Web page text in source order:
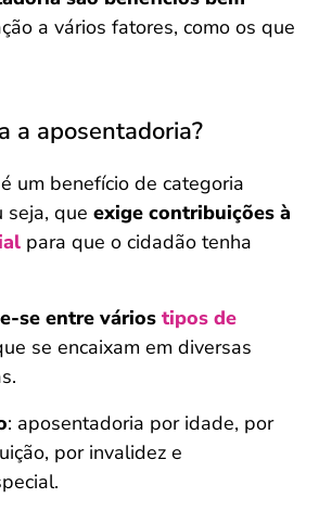
a vários fatores, como os que
a aposentadoria?
um benefício de categoria
seja, que exige contribuições à
para que o cidadão tenha
se entre vários tipos de
se encaixam em diversas
: aposentadoria por idade, por
por invalidez e